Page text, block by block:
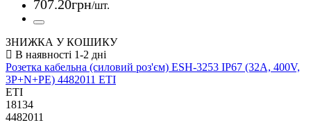
707.20грн/шт.
ЗНИЖКА У КОШИКУ
Розетка кабельна (силовий роз'єм) ESH-3253 IP67 (32A, 400V,
3P+N+PE) 4482011 ETI
ETI
18134
4482011